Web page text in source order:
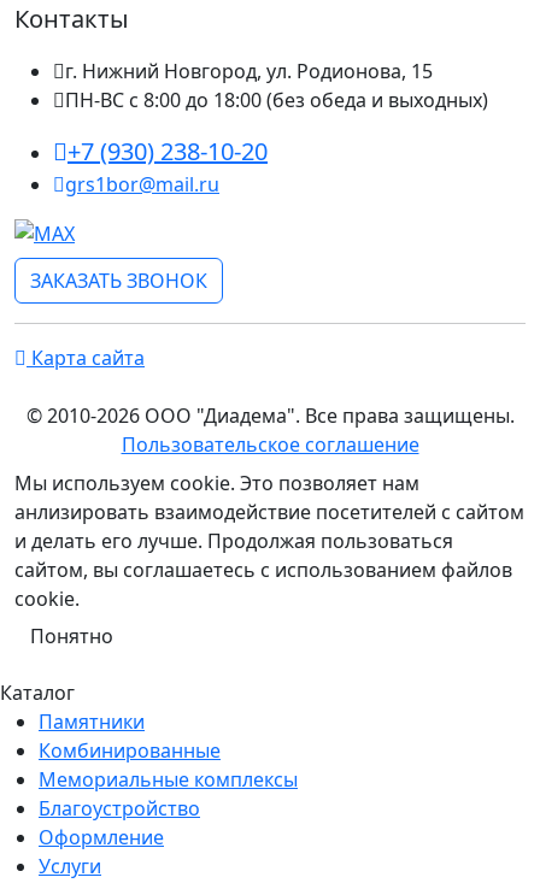
Контакты
г. Нижний Новгород, ул. Родионова, 15
ПН-ВС с 8:00 до 18:00 (без обеда и выходных)
+7 (930) 238-10-20
grs1bor@mail.ru
ЗАКАЗАТЬ ЗВОНОК
Карта сайта
© 2010-2026 ООО "Диадема". Все права защищены.
Пользовательское соглашение
Мы используем cookie. Это позволяет нам
анлизировать взаимодействие посетителей с сайтом
и делать его лучше. Продолжая пользоваться
сайтом, вы соглашаетесь с использованием файлов
cookie.
Понятно
Каталог
Памятники
Комбинированные
Мемориальные комплексы
Благоустройство
Оформление
Услуги